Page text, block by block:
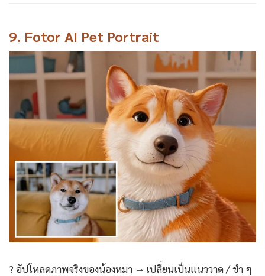
9. Fotor AI Pet Portrait
? อัปโหลดภาพจริงของน้องหมา → เปลี่ยนเป็นแนววาด / ขำ ๆ